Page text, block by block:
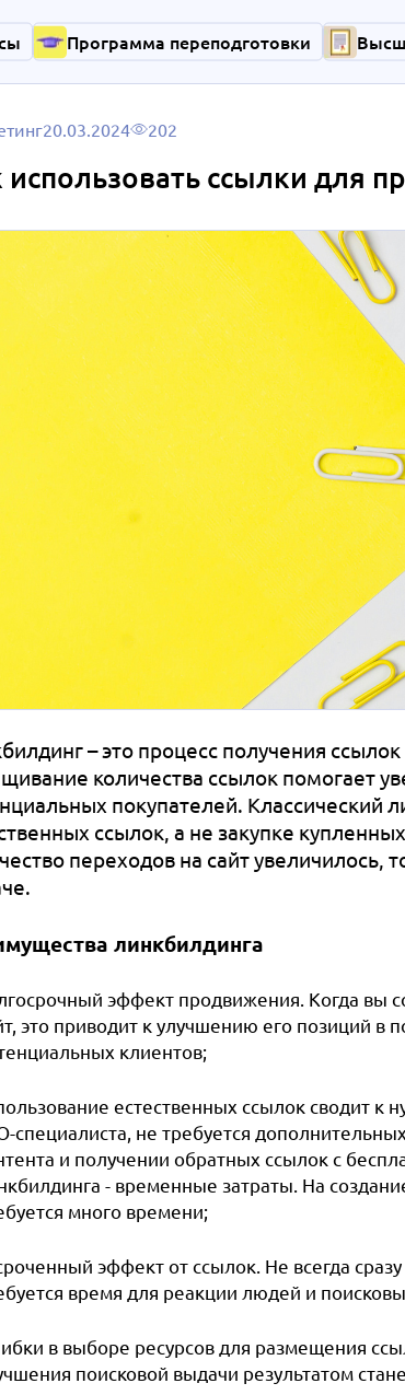
Программа переподготовки
20.03.2024 202
использовать ссылки для
– это процесс получения
количества ссылок помогает
покупателей. Классический
ссылок, а не закупке
переходов на сайт увеличилось,
линкбилдинга
эффект продвижения. Когда вы
это приводит к улучшению его позиций в
клиентов;
естественных ссылок сводит к
специалиста, не требуется
и получении обратных ссылок с
- временные затраты. На
много времени;
эффект от ссылок. Не всегда
время для реакции людей и
в выборе ресурсов для размещения
поисковой выдачи результатом